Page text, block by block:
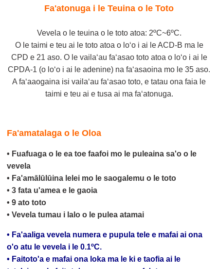
Fa'atonuga i le Teuina o le Toto
Vevela o le teuina o le toto atoa: 2ºC~6ºC.
O le taimi e teu ai le toto atoa o loʻo i ai le ACD-B ma le
CPD e 21 aso. O le vailaʻau faʻasao toto atoa o loʻo i ai le
CPDA-1 (o loʻo i ai le adenine) na faʻasaoina mo le 35 aso.
A faʻaaogaina isi vailaʻau faʻasao toto, e tatau ona faia le
taimi e teu ai e tusa ai ma faʻatonuga.
Fa'amatalaga o le Oloa
• Fuafuaga o le ea toe faafoi mo le puleaina sa'o o le
vevela
• Fa'amālūlūina lelei mo le saogalemu o le toto
• 3 fata u'amea e le gaoia
• 9 ato toto
• Vevela tumau i lalo o le pulea atamai
• Fa'aaliga vevela numera e pupula tele e mafai ai ona
o'o atu le vevela i le 0.1ºC.
• Faitoto'a e mafai ona loka ma le ki e taofia ai le